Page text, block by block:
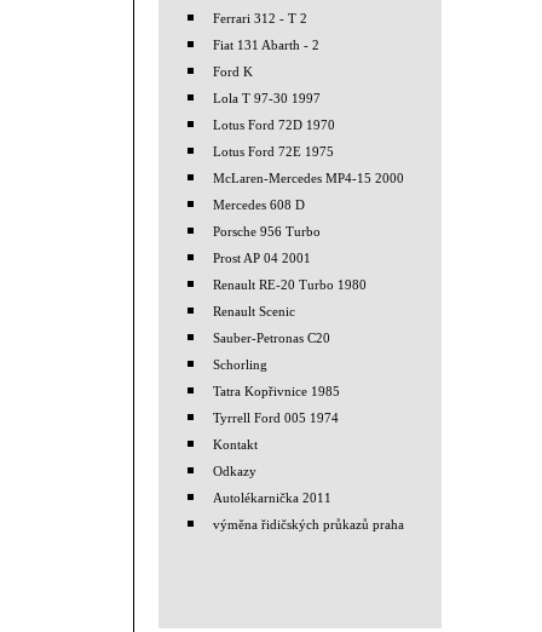
Ferrari 312 - T 2
Fiat 131 Abarth - 2
Ford K
Lola T 97-30 1997
Lotus Ford 72D 1970
Lotus Ford 72E 1975
McLaren-Mercedes MP4-15 2000
Mercedes 608 D
Porsche 956 Turbo
Prost AP 04 2001
Renault RE-20 Turbo 1980
Renault Scenic
Sauber-Petronas C20
Schorling
Tatra Kopřivnice 1985
Tyrrell Ford 005 1974
Kontakt
Odkazy
Autolékarnička 2011
výměna řidičských průkazů praha